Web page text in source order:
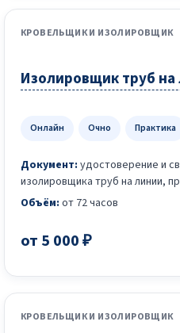
КРОВЕЛЬЩИК И ИЗОЛИРОВЩИК
Изолировщик труб на
Онлайн Очно Практика
Документ: удостоверение и
изолировщика труб на линии,
Объём: от 72 часов
от 5 000 ₽
КРОВЕЛЬЩИК И ИЗОЛИРОВЩИК